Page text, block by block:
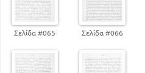
Σελίδα #065 Σελίδα #066